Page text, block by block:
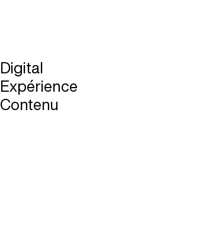
Catégories
Digital
Expérience
Contenu